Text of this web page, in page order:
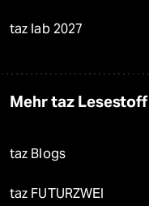
taz lab 2027
Mehr taz Lesestoff
taz Blogs
taz FUTURZWEI